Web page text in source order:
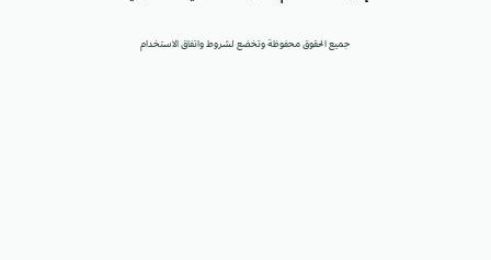
جميع الحقوق محفوظة وتخضع لشروط واتفاق الاستخدام